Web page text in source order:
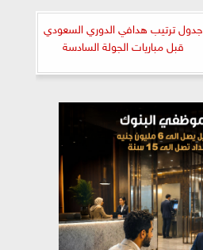
جدول ترتيب هدافي الدوري السعودي
قبل مباريات الجولة السادسة